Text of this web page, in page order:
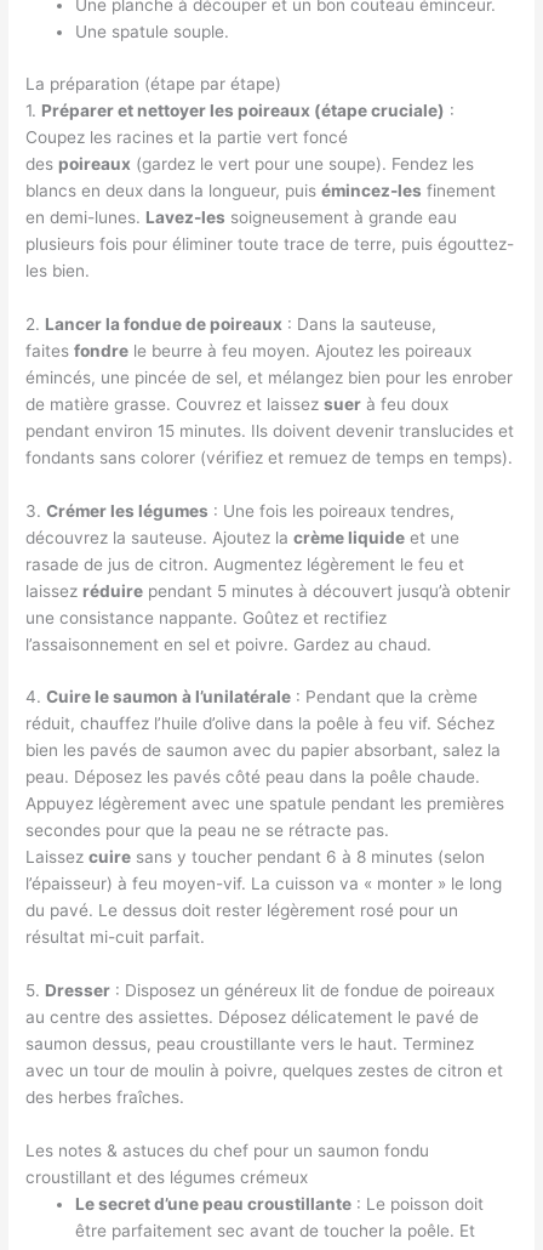
Une planche à découper et un bon couteau éminceur.
Une spatule souple.
La préparation (étape par étape)
1. Préparer et nettoyer les poireaux (étape cruciale) :
Coupez les racines et la partie vert foncé
des poireaux (gardez le vert pour une soupe). Fendez les
blancs en deux dans la longueur, puisémincez-les finement
en demi-lunes. Lavez-les soigneusement à grande eau
plusieurs fois pour éliminer toute trace de terre, puis égouttez-
les bien.
2. Lancer la fondue de poireaux : Dans la sauteuse,
faitesfondre le beurre à feu moyen. Ajoutez les poireaux
émincés, une pincée de sel, et mélangez bien pour les enrober
de matière grasse. Couvrez et laissezsuer à feu doux
pendant environ 15 minutes. Ils doivent devenir translucides et
fondants sans colorer (vérifiez et remuez de temps en temps).
3.Crémer les légumes : Une fois les poireaux tendres,
découvrez la sauteuse. Ajoutez lacrème liquide et une
rasade de jus de citron. Augmentez légèrement le feu et
laissez réduire pendant 5 minutes à découvert jusqu’à obtenir
une consistance nappante. Goûtez et rectifiez
l’assaisonnement en sel et poivre. Gardez au chaud.
4.Cuire le saumon à l’unilatérale : Pendant que la crème
réduit, chauffez l’huile d’olive dans la poêle à feu vif. Séchez
bien les pavés de saumon avec du papier absorbant, salez la
peau. Déposez les pavés côté peau dans la poêle chaude.
Appuyez légèrement avec une spatule pendant les premières
secondes pour que la peau ne se rétracte pas.
Laissezcuire sans y toucher pendant 6 à 8 minutes (selon
l’épaisseur) à feu moyen-vif. La cuisson va « monter » le long
du pavé. Le dessus doit rester légèrement rosé pour un
résultat mi-cuit parfait.
5. Dresser : Disposez un généreux lit de fondue de poireaux
au centre des assiettes. Déposez délicatement le pavé de
saumon dessus, peau croustillante vers le haut. Terminez
avec un tour de moulin à poivre, quelques zestes de citron et
des herbes fraîches.
Les notes & astuces du chef pour un saumon fondu
croustillant et des légumes crémeux
Le secret d’une peau croustillante : Le poisson doit
être parfaitement sec avant de toucher la poêle. Et